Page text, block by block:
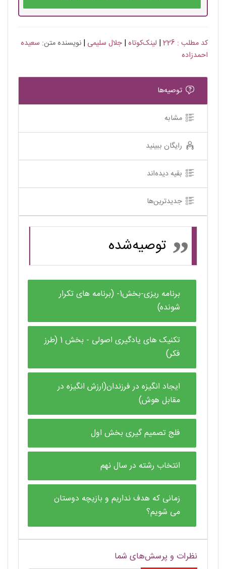
کد مطلب : 226 | لینک‌کوتاه | جلال سلیمی | نویسنده متن: سعیده
احمدزاده
توصیه‌ها
مشابه
رایگان ببینید
بقیه دیده‌اند
جدیدترین‌ها
توصیه‌شده
برنامه ریزی-بخش1- (برنامه های تکرار
شونده)
تکنیک های یادگیری اصولی - بخش 1 (طرز
فکر)
ایجاد انگیزه در فرزندان(ارزش انگیزه در
مقابل هوش)
فلج تصمیم گیری بخش اول
انتخاب رشته در سال نهم
زمانی که هدف نداریم و بازیچه دوستان
می شویم؟
نظرات و پرسش‌های شما